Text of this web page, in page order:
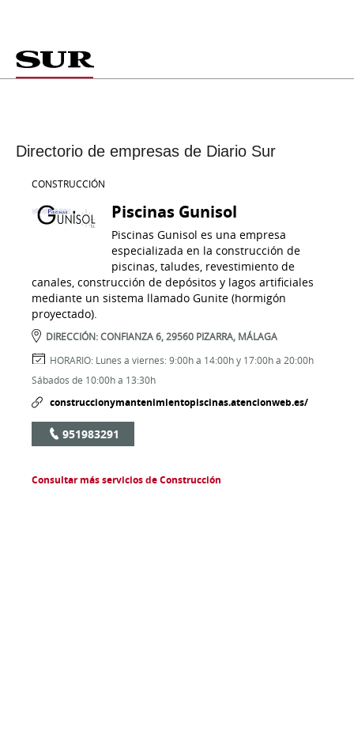
Directorio de empresas de Diario Sur
CONSTRUCCIÓN
Piscinas Gunisol
Piscinas Gunisol es una empresa
especializada en la construcción de
piscinas, taludes, revestimiento de
canales, construcción de depósitos y lagos artificiales
mediante un sistema llamado Gunite (hormigón
proyectado).
DIRECCIÓN:CONFIANZA 6,29560 PIZARRA, MÁLAGA
HORARIO: Lunes a viernes: 9:00h a 14:00h y 17:00h a 20:00h
Sábados de 10:00h a 13:30h
construccionymantenimientopiscinas.atencionweb.es/
951983291
Consultar más servicios de Construcción